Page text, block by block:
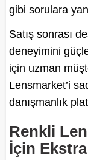
gibi sorulara
Satış sonrası
deneyimini
için uzman
Lensmarket’i
danışmanlık
Renkli
İçin